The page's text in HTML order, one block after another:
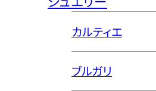
カルティエ
ブルガリ